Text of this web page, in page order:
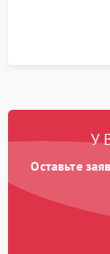
отсутствия
стенде для
У
Оставьте